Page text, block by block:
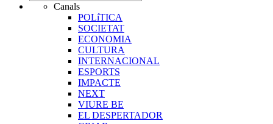
Canals
POLíTICA
SOCIETAT
ECONOMIA
CULTURA
INTERNACIONAL
ESPORTS
IMPACTE
NEXT
VIURE BE
EL DESPERTADOR